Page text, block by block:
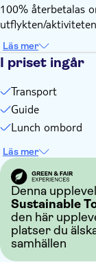
100% återbetalas
utflykten/
Läs mer
I priset ingår
Transport
Guide
Lunch ombord
Läs mer
Denna
Sustainable
den här
platser du
samhällen